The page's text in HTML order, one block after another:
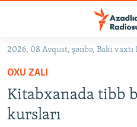
Əsas
qayıt
Əsas
naviqasiyaya
qayıt
#İZAHLA
KORRUPSIOMETR
2026, 08 Avqust, şənbə, Bakı vaxtı
OXU ZALI
Kitabxanada tibb
kursları